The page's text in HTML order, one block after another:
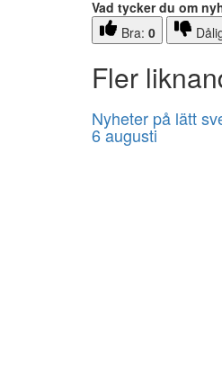
Vad tycker du om
Bra: 0
Fler
Nyheter på lätt
6 augusti